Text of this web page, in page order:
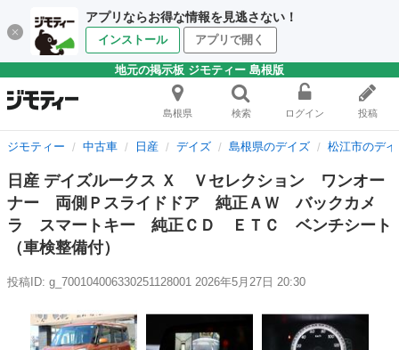
アプリならお得な情報を見逃さない！
インストール アプリで開く
地元の掲示板 ジモティー 島根版
島根県 検索 ログイン 投稿
ジモティー 中古車 日産 デイズ 島根県のデイズ 松江市のデ
日産 デイズルークス Ｘ Ｖセレクション ワンオー
ナー 両側Ｐスライドドア 純正ＡＷ バックカメ
ラ スマートキー 純正ＣＤ ＥＴＣ ベンチシート
（車検整備付）
投稿ID: g_700104006330251128001 2026年5月27日 20:30